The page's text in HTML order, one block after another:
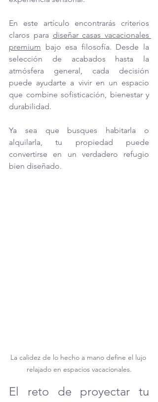
En este artículo encontrarás criterios
claros para diseñar casas vacacionales
premium bajo esa filosofía. Desde la
selección de acabados hasta la
atmósfera general, cada decisión
puede ayudarte a vivir en un espacio
que combine sofisticación, bienestar y
durabilidad.
Ya sea que busques habitarla o
alquilarla, tu propiedad puede
convertirse en un verdadero refugio
bien diseñado.
La calidez de lo hecho a mano define el lujo
relajado en espacios vacacionales.
El reto de proyectar tu